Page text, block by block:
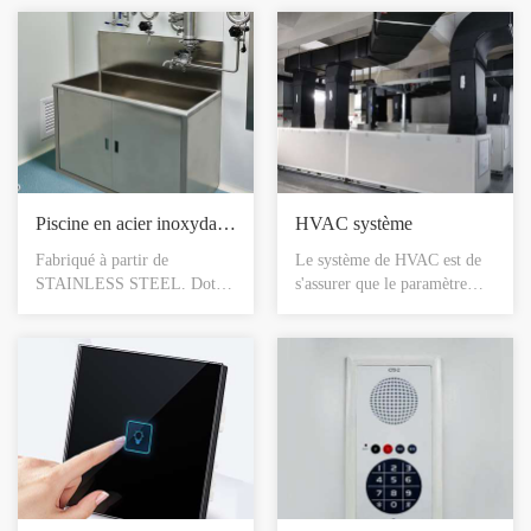
s'intégrer à n'importe quel
système mural. Disponible
avec ou sans rangement de
chaussures. Remise intégrale
pour accepter n'importe
quelle finition de plancher.
Disponible en différentes
tailles.
durcie. Système de
verrouillage
électromagnétique. La
filtration de l’hépa et les
options d’étagères
différentes tailles.
Piscine en acier inoxydable
Fabriqué à partir de
STAINLESS STEEL. Doté
choix de mélangeur s ou
système de robinet
automatique. Panneau d'accès
amovible pour l'entretien.
Remise intégrale pour
accepter n'importe quelle
finition de plancher.
Disponible en différentes
HVAC système
Le système de HVAC est de
s'assurer que le paramètre
composé de systèmes de
ventilation, d'équipement de
manutention de l'air, de
sources de froid et de chaleur,
de systèmes d'eau et de
systèmes de contrôle.